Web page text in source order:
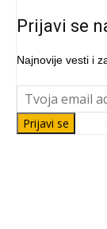
Prijavi se
Najnovije vesti i
Prijavi se